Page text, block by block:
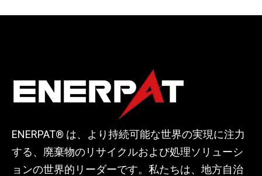
ENERPAT® は、より持続可能な世界の実現に注力
する、廃棄物のリサイクルおよび処理ソリューシ
ョンの世界的リーダーです。私たちは、地方自治